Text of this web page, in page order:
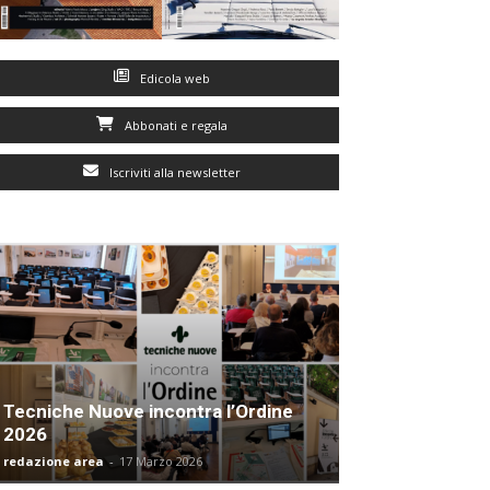
Edicola web
Abbonati e regala
Iscriviti alla newsletter
Tecniche Nuove incontra l’Ordine
2026
redazione area - 17 Marzo 2026